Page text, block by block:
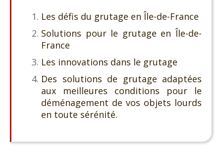
Les défis du grutage en Île-de-France
Solutions pour le grutage en Île-de-
France
Les innovations dans le grutage
Des solutions de grutage adaptées
aux meilleures conditions pour le
déménagement de vos objets lourds
en toute sérénité.